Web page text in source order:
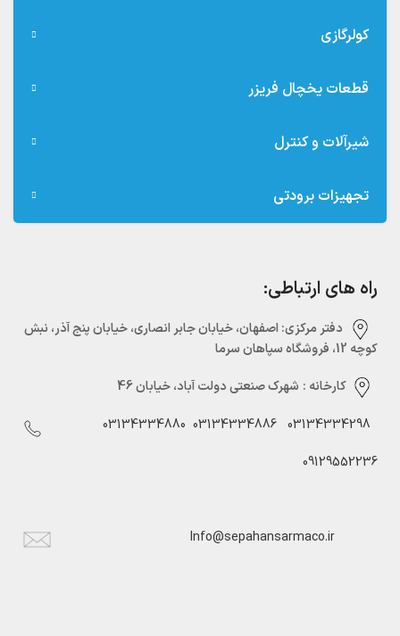
کولرگازی
قطعات یخچال فریزر
شیرآلات و کنترل
تجهیزات برودتی
راه های ارتباطی:
دفتر مرکزی:‌ اصفهان، خیابان جابر انصاری، خیابان پنج آذر، نبش
کوچه 12، فروشگاه سپاهان سرما
کارخانه : شهرک صنعتی دولت آباد، خیابان 46
03134334298
03134334886
03134334880
09129552236
Info@sepahansarmaco.ir